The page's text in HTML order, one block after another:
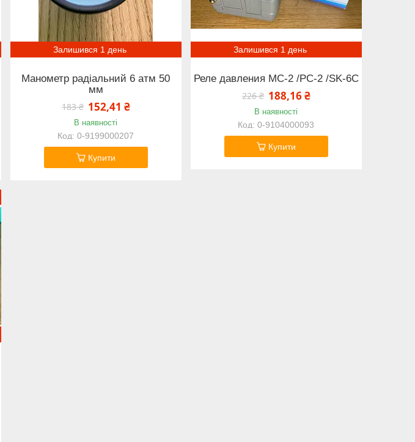
Залишився 1 день
Манометр радіальний 6 атм 50
мм
183 ₴ 152,41 ₴
В наявності
0-9199000207
Купити
Залишився 1 день
Реле давления МС-2 /РС-2 /SK-6C
226 ₴ 188,16 ₴
В наявності
0-9104000093
Купити